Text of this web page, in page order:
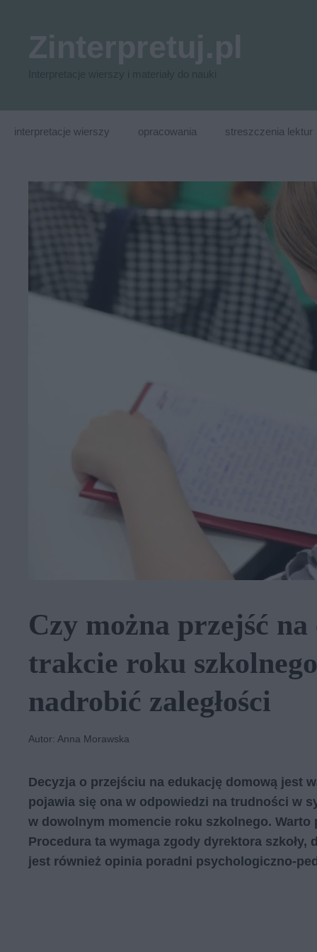
interpretacje wierszy opracowania streszczenia lektur
Czy można przejść
trakcie roku
nadrobić zaległości
Autor: Anna Morawska
Decyzja o przejściu na edukację domową jest
pojawia się ona w odpowiedzi na trudności w
w dowolnym momencie roku szkolnego.
Procedura ta wymaga zgody dyrektora
jest również opinia poradni psychologiczno-